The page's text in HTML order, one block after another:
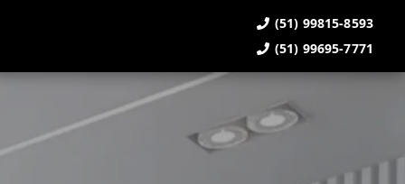
(51) 99815-8593
(51) 99695-7771